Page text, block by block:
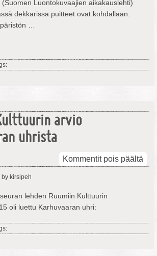
Luontokuvaajien aikakauslehti)
dekkarissa puitteet ovat kohdallaan.
…
arvio
uhrista
Kommentit pois päältä
by kirsipeh
lehden Ruumiin Kulttuurin
oli luettu Karhuvaaran uhri: